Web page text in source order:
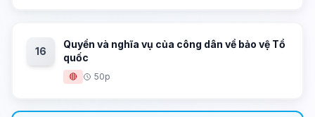
16
Quyền và nghĩa vụ của công dân về bảo vệ Tổ
quốc
🔴 50p